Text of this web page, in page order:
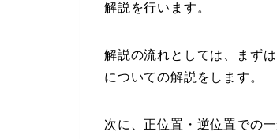
解説を行います。
解説の流れとしては、まず
についての解説をします。
次に、正位置・逆位置での